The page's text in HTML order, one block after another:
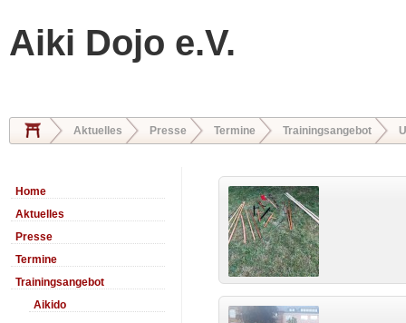
Aiki Dojo e.V.
Aktuelles Presse Termine Trainingsangebot
Home
Aktuelles
Presse
Termine
Trainingsangebot
Aikido